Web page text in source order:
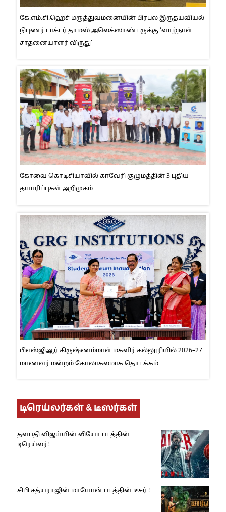
கே.எம்.சி.ஹெச் மருத்துவமனையின் பிரபல இருதயவியல்
நிபுணர் டாக்டர் தாமஸ் அலெக்ஸாண்டருக்கு ‘வாழ்நாள்
சாதனையாளர் விருது’
கோவை கொடிசியாவில் காவேரி குழுமத்தின் 3 புதிய
தயாரிப்புகள் அறிமுகம்
பிஎஸ்ஜிஆர் கிருஷ்ணம்மாள் மகளிர் கல்லூரியில் 2026–27
மாணவர் மன்றம் கோலாகலமாக தொடக்கம்
டிரெய்லர்கள் & டீஸர்கள்
தளபதி விஜய்யின் லியோ படத்தின்
டிரெய்லர்!
சிபி சத்யராஜின் மாயோன் படத்தின் டீசர் !